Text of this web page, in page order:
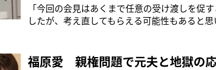
「今回の会見はあくまで任意の受け渡しを促
したが、考え直してもらえる可能性もあると
は）1週間単位で、1カ月は待てないと思いま
元夫・江宏傑氏（34）の代理人を務
福原愛 親権問題で元夫と地獄の